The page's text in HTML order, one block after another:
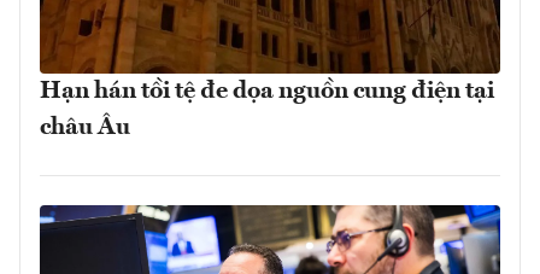
Hạn hán tồi tệ đe dọa nguồn cung điện tại
châu Âu